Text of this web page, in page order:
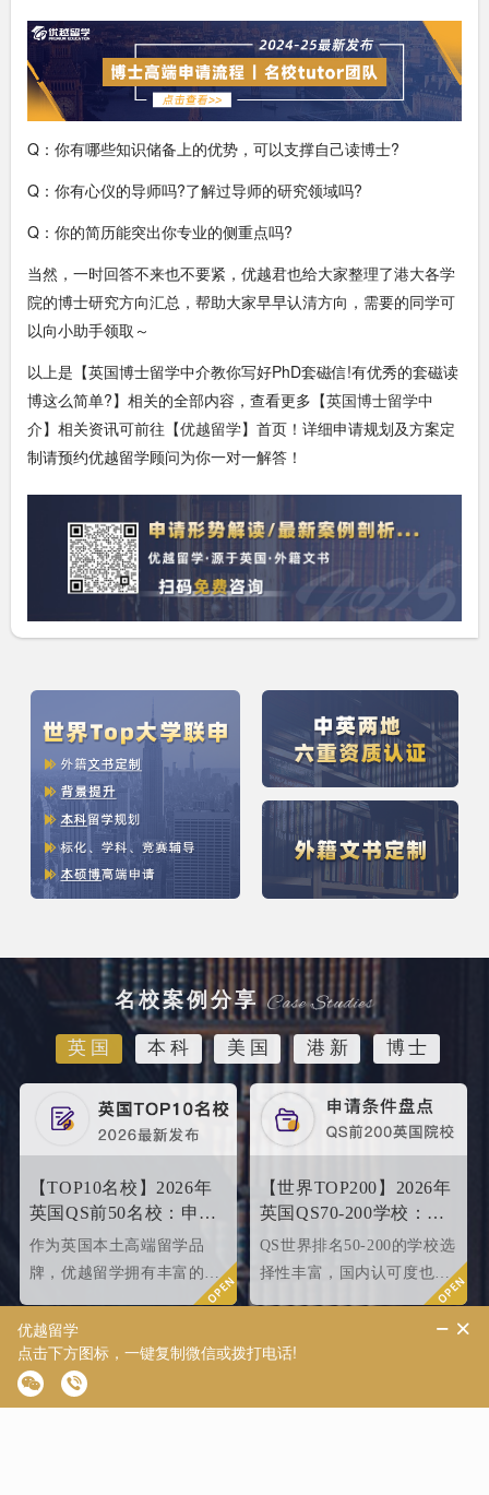
Q：你有哪些知识储备上的优势，可以支撑自己读博士?
Q：你有心仪的导师吗?了解过导师的研究领域吗?
Q：你的简历能突出你专业的侧重点吗?
当然，一时回答不来也不要紧，优越君也给大家整理了港大各学
院的博士研究方向汇总，帮助大家早早认清方向，需要的同学可
以向小助手领取～
以上是【英国博士留学中介教你写好PhD套磁信!有优秀的套磁读
博这么简单?】相关的全部内容，查看更多【英国博士留学中
介】相关资讯可前往【优越留学】首页！详细申请规划及方案定
制请预约优越留学顾问为你一对一解答！
名校案例分享
英国 本科 美国 港新 博士
【TOP10名校】2026年
英国QS前50名校：申请
条件终极大盘点！
作为英国本土高端留学品
牌，优越留学拥有丰富的名
校申请成功案例，借此篇文
章为大家盘点英国top 10名
校2024年申请条件，给正在
准备25fall硕士申请的同学
们提供有力参考。
【世界TOP200】2026年
英国QS70-200学校：申
请条件大盘点
QS世界排名50-200的学校选
择性丰富，国内认可度也很
高，所以今天优越就来给大
家盘点一下25fallQS前50-
000内英国院校的申请条件